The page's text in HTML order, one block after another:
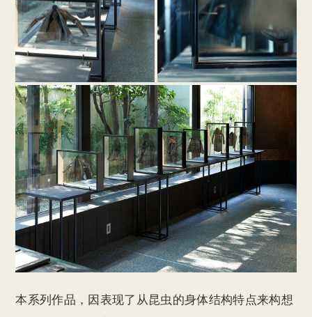
本系列作品，因表现了从昆虫的身体结构特点来构想